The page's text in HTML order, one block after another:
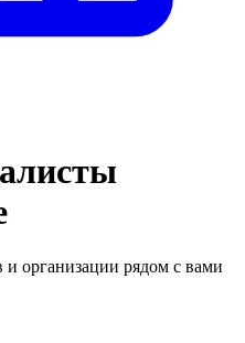
организации рядом с вами